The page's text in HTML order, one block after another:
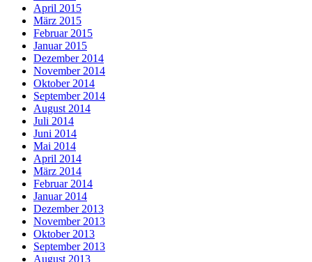
April 2015
März 2015
Februar 2015
Januar 2015
Dezember 2014
November 2014
Oktober 2014
September 2014
August 2014
Juli 2014
Juni 2014
Mai 2014
April 2014
März 2014
Februar 2014
Januar 2014
Dezember 2013
November 2013
Oktober 2013
September 2013
August 2013